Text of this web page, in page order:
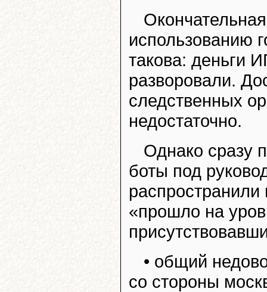
использованию
такова: деньги
разворовали.
следственных
недостаточно.
Однако сразу
боты под
«прошло на
• общий
со стороны